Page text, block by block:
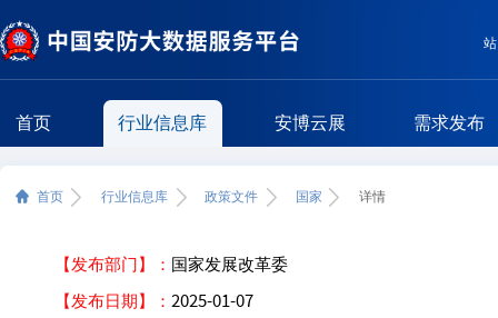
首页 行业信息库 安博云展 需求发布
首页 行业信息库 政策文件 国家 详情
【发布部门】： 国家发展改革委
【发布日期】： 2025-01-07